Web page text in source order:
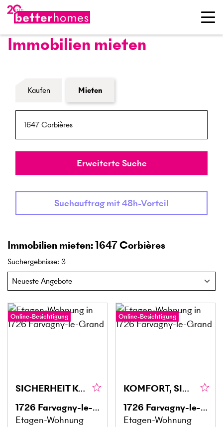
Immobilien mieten
Formular Immobiliensuche
Kaufen Mieten
Umkreis
Erweiterte Suche
Suchauftrag mit 48h-Vorteil
Immobilien mieten: 1647 Corbières
Suchergebnisse: 3
Online-Besichtigung
SICHERHEIT KOMFORT UND GESELLIGKEIT
1726 Farvagny-le-Grand
Etagen-Wohnung
Online-Besichtigung
KOMFORT, SICHERHEIT UND GEMEINSCHAFT IM ALTER
1726 Farvagny-le-Grand
Etagen-Wohnung